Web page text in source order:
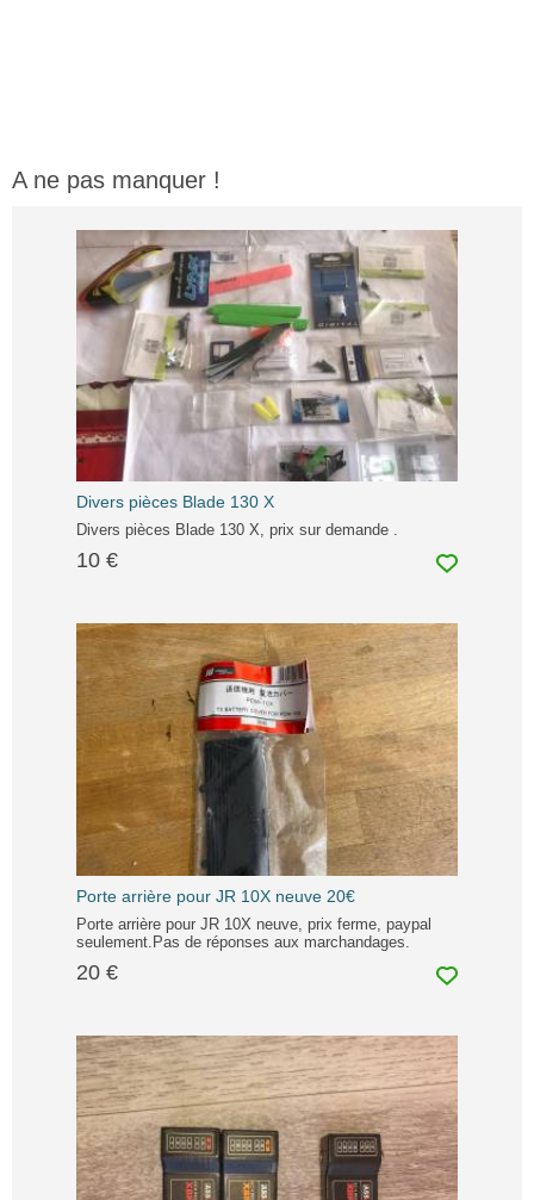
A ne pas manquer !
Divers pièces Blade 130 X
Divers pièces Blade 130 X, prix sur demande .
10 €
Porte arrière pour JR 10X neuve 20€
Porte arrière pour JR 10X neuve, prix ferme, paypal
seulement.Pas de réponses aux marchandages.
20 €